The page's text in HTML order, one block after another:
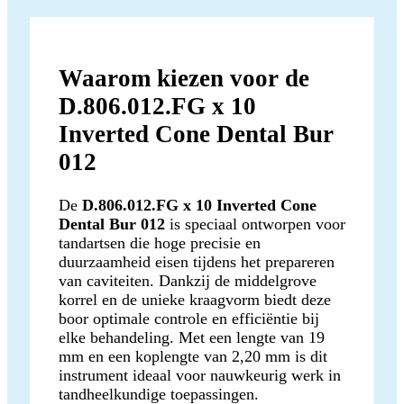
Waarom kiezen voor de
D.806.012.FG x 10
Inverted Cone Dental Bur
012
De D.806.012.FG x 10 Inverted Cone
Dental Bur 012 is speciaal ontworpen voor
tandartsen die hoge precisie en
duurzaamheid eisen tijdens het prepareren
van caviteiten. Dankzij de middelgrove
korrel en de unieke kraagvorm biedt deze
boor optimale controle en efficiëntie bij
elke behandeling. Met een lengte van 19
mm en een koplengte van 2,20 mm is dit
instrument ideaal voor nauwkeurig werk in
tandheelkundige toepassingen.